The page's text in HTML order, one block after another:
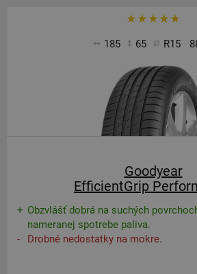
185 65 R15
Goodyear
EfficientGrip
Obzvlášť dobrá na suchých
nameranej spotrebe paliva.
Drobné nedostatky na mokre.